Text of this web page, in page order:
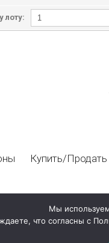
лоту:
Купить/Продать
Мы
что согласны с